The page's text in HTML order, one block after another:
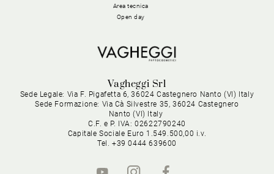
Area tecnica
Open day
Vagheggi Srl
Sede Legale: Via F. Pigafetta 6, 36024 Castegnero Nanto (VI) Italy
Sede Formazione: Via Cà Silvestre 35, 36024 Castegnero
Nanto (VI) Italy
C.F. e P. IVA: 02622790240
Capitale Sociale Euro 1.549.500,00 i.v.
Tel. +39 0444 639600